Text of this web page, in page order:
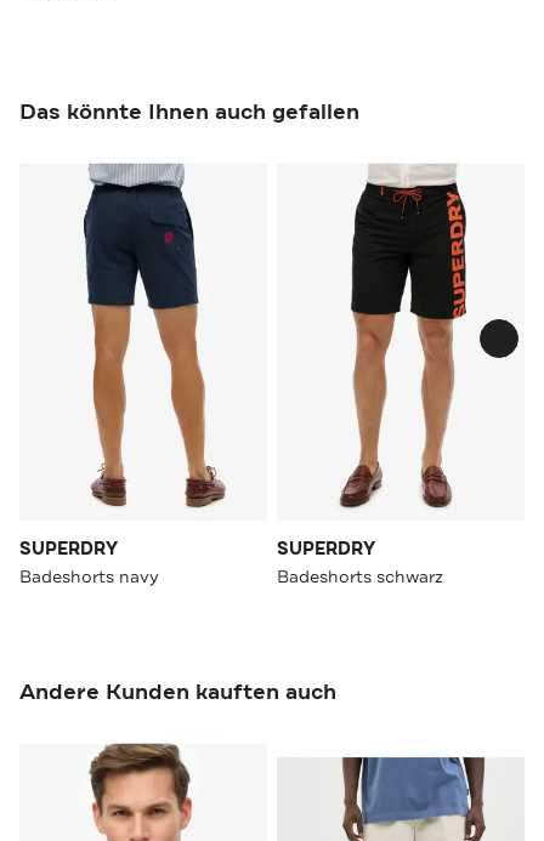
Das könnte Ihnen auch gefallen
SUPERDRY
Badeshorts navy
SUPERDRY
Badeshorts schwarz
Andere Kunden kauften auch